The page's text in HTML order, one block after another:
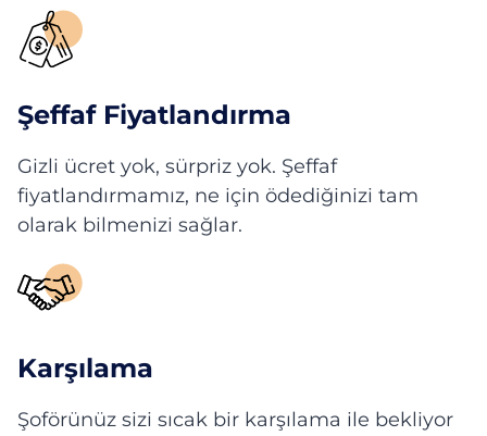
Şeffaf Fiyatlandırma
Gizli ücret yok, sürpriz yok. Şeffaf
fiyatlandırmamız, ne için ödediğinizi tam
olarak bilmenizi sağlar.
Karşılama
Şoförünüz sizi sıcak bir karşılama ile bekliyor